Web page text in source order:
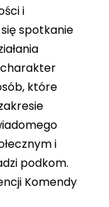
i
spotkanie
charakter
które
i
podkom.
Komendy